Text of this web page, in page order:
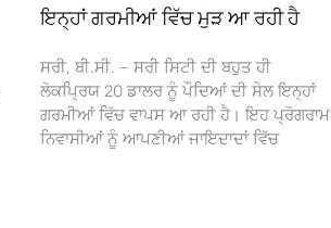
ਇਨ੍ਹਾਂ ਗਰਮੀਆਂ ਵਿੱਚ ਮੁੜ ਆ ਰਹੀ ਹੈ
ਸਰੀ, ਬੀ.ਸੀ. – ਸਰੀ ਸਿਟੀ ਦੀ ਬਹੁਤ ਹੀ
ਲੋਕਪ੍ਰਿਯ 20 ਡਾਲਰ ਨੂੰ ਪੌਦਿਆਂ ਦੀ ਸੇਲ ਇਨ੍ਹਾਂ
ਗਰਮੀਆਂ ਵਿੱਚ ਵਾਪਸ ਆ ਰਹੀ ਹੈ। ਇਹ ਪ੍ਰੋਗਰਾਮ
ਨਿਵਾਸੀਆਂ ਨੂੰ ਆਪਣੀਆਂ ਜਾਇਦਾਦਾਂ ਵਿੱਚ